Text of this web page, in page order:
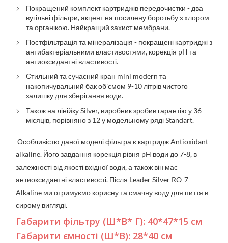
Покращений комплект картриджів передочистки - два
вугільні фільтри, акцент на посилену боротьбу з хлором
та органікою. Найкращий захист мембрани.
Постфільтрація та мінералізація - покращені картриджі з
антибактеріальними властивостями, корекція pH та
антиоксидантні властивості.
Стильний та сучасний кран mini modern та
накопичувальний бак об'ємом 9-10 літрів чистого
залишку для зберігання води.
Також на лінійку Silver, виробник зробив гарантію у 36
місяців, порівняно з 12 у модельному ряді Standart.
Особливістю даної моделі фільтра є картридж Antioxidant
alkaline. Його завдання корекція рівня pH води до 7-8, в
залежності від якості вхідної води, а також він має
антиоксидантні властивості. Після Leader Silver RO-7
Alkaline ми отримуємо корисну та смачну воду для пиття в
сирому вигляді.
Габарити фільтру (Ш*В* Г): 40*47*15 см
Габарити ємності (Ш*В): 28*40 см